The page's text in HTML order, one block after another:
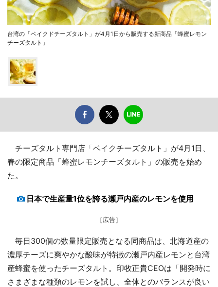
台湾の「ベイクドチーズタルト」が4月1日から販売する新商品「蜂蜜レモン
チーズタルト」
チーズタルト専門店「ベイクチーズタルト」が4月1日、
春の限定商品「蜂蜜レモンチーズタルト」の販売を始め
た。
日本で生産量1位を誇る瀬戸内産のレモンを使用
［広告］
毎日300個の数量限定販売となる同商品は、北海道産の
濃厚チーズに爽やかな酸味が特徴の瀬戸内産レモンと台湾
産蜂蜜を使ったチーズタルト。印牧正貴CEOは「開発時に
さまざまな種類のレモンを試し、全体とのバランスが良い